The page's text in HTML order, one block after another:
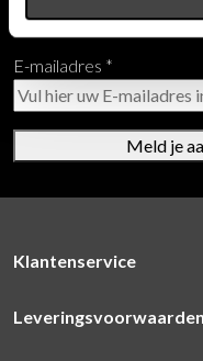
Meld je aan voor de
E-mailadres *
Meld je
Klantenservice
Leveringsvoorwaarden